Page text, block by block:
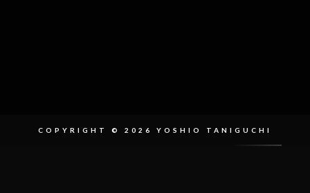
COPYRIGHT © 2026 YOSHIO TANIGUCHI